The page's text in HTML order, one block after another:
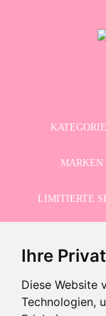
Ihre
Diese Website
Technologien,
MARKEN
LIMITIERTE
ERHALTEN SIE